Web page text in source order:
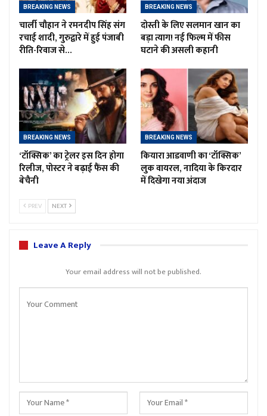
BREAKING NEWS
चार्ली चौहान ने रमनदीप सिंह संग
रचाई शादी, गुरुद्वारे में हुई पंजाबी
रीति-रिवाज से…
BREAKING NEWS
दोस्ती के लिए सलमान खान का
बड़ा त्याग! नई फिल्म में फीस
घटाने की असली कहानी
BREAKING NEWS
‘टॉक्सिक’ का ट्रेलर इस दिन होगा
रिलीज, पोस्टर ने बढ़ाई फैंस की
बेचैनी
BREAKING NEWS
कियारा आडवाणी का ‘टॉक्सिक’
लुक वायरल, नादिया के किरदार
में दिखेगा नया अंदाज
PREV NEXT
Leave A Reply
Your email address will not be published.